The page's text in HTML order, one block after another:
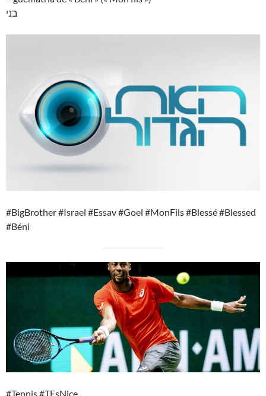
בני
#BigBrother #Israel #Essav #Goel #MonFils #Blessé #Blessed
#Béni
#Tennis #TEsNice